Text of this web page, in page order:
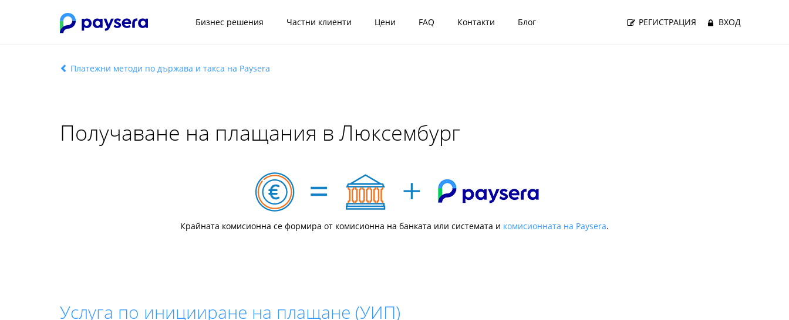
Бизнес решения Частни клиенти Цени FAQ Контакти Блог РЕГИСТРАЦИЯ ВХОД
Платежни методи по държава и такса на Paysera
Получаване на плащания в Люксембург
Крайната комисионна се формира от комисионна на банката или системата и комисионната на Paysera.
Услуга по иницииране на плащане (УИП)